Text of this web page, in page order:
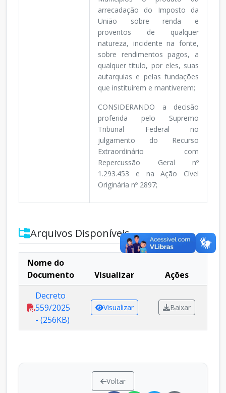
arrecadação do Imposto da
União sobre renda e
proventos de qualquer
natureza, incidente na fonte,
sobre rendimentos pagos, a
qualquer título, por eles, suas
autarquias e pelas fundações
que instituírem e mantiverem;
CONSIDERANDO a decisão
proferida pelo Supremo
Tribunal Federal no
julgamento do Recurso
Extraordinário com
Repercussão Geral nº
1.293.453 e na Ação Cível
Originária nº 2897;
Arquivos Disponíveis
Nome do
Documento
Visualizar
Ações
Decreto
559/2025
- (256KB)
Visualizar Baixar
Voltar